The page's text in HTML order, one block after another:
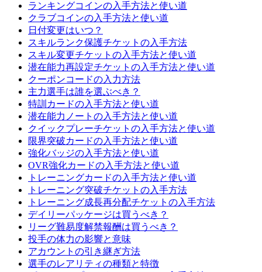
ランキングコインの入手方法と使い道
クラブコインの入手方法と使い道
日付変更はいつ？
スキルランク保護チケットの入手方法
スキル変更チケットの入手方法と使い道
潜在能力再設定チケットの入手方法と使い道
クーポンコードの入力方法
主力選手は誰を選ぶべき？
特訓カードの入手方法と使い道
潜在能力ノートの入手方法と使い道
クイックプレーチケットの入手方法と使い道
限界突破カードの入手方法と使い道
強化バッジの入手方法と使い道
OVR強化カードの入手方法と使い道
トレーニングカードの入手方法と使い道
トレーニング突破チケットの入手方法
トレーニング成長再分配チケットの入手方法
デイリーパッケージは買うべき？
リーグ難易度解禁報酬は買うべき？
投手の体力の影響と意味
アカウントの引き継ぎ方法
選手のレアリティの種類と特徴